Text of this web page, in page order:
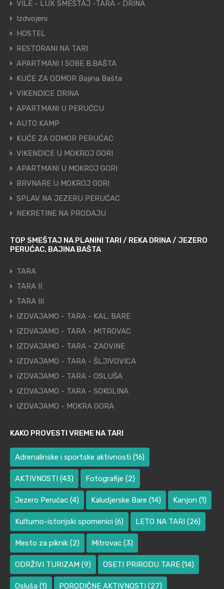
VILE - LUX SMEŠTAJ -TARA - DRINA
Izdvojeni
HOSTEL
RESTORANI NA TARI
APARTMANI I SOBE B.BAŠTA
KUĆE ZA ODMOR Bajina Bašta
VIKENDICE DRINA
APARTMANI U PERUĆCU
AUTO KAMP
KUĆE ZA ODMOR PERUĆAC
VIKENDICE U MOKROJ GORI
APARTMANI U MOKROJ GORI
BRVNARE U MOKROJ GORI
SPLAV NA JEZERU PERUĆAC
NEKRETINE NA PRODAJU
TOP SMEŠTAJ NA PLANINI TARI / REKA DRINA / JEZERO
PERUĆAC, BAJINA BAŠTA
TARA
TARA II
TARA III
IZDVAJAMO - TARA - KAL. BARE
IZDVAJAMO - TARA - MITROVAC
IZDVAJAMO - TARA - ZAOVINE
IZDVAJAMO - TARA - ŠLJIVOVICA
IZDVAJAMO - TARA - OSLUŠA
IZDVAJAMO - TARA - SOKOLINA
IZDVAJAMO - MOKRA GORA
KAKO PROVESTI VREME NA TARI
Adrenalinske i sportske aktivnosti (16)
AKTIVNOSTI (43) Fotografije (2)
Jezero Perućac (4) Kaludjerske Bare (14) Kanjon (1)
Kulturno-istorijski spomenici (6) LETO NA TARI (26)
Mesto za piknik (2) Mitrovac (3)
ODRŽIVI TURIZAM (9) OSETI PRIRODU TARE (14)
Osluša (1) PORODIČNE AKTIVNOSTI (27)